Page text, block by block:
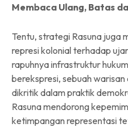
Membaca Ulang, Batas
Tentu, strategi Rasuna juga
represi kolonial terhadap
rapuhnya infrastruktur
berekspresi, sebuah
dikritik dalam praktik
Rasuna mendorong
ketimpangan representasi